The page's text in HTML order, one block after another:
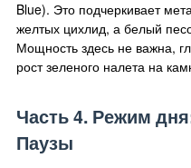
Blue). Это подчеркивает
желтых цихлид, а белый
Мощность здесь не важна,
рост зеленого налета на
Часть 4. Режим
Паузы